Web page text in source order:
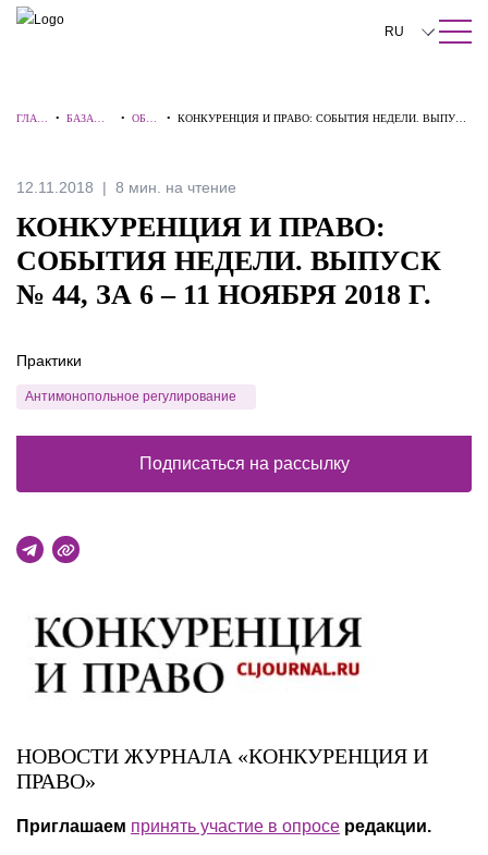
ПОИСК ПО САЙТУ Закрыть
RU
中文
Italiano
Español
ГЛАВ
•БАЗА
•ОБЗО
•КОНКУРЕНЦИЯ И ПРАВО: СОБЫТИЯ НЕДЕЛИ. ВЫПУСК
12.11.2018 8 мин. на чтение
КОНКУРЕНЦИЯ И ПРАВО:
СОБЫТИЯ НЕДЕЛИ. ВЫПУСК
№ 44, ЗА 6 – 11 НОЯБРЯ 2018 Г.
НОВОСТИ ЖУРНАЛА «КОНКУРЕНЦИЯ И
ПРАВО»
Приглашаем принять участие в опросе редакции.
Практики
Антимонопольное регулирование
Подписаться на рассылку